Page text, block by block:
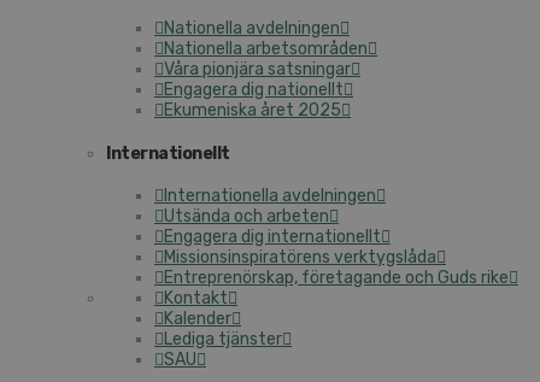
Nationella avdelningen
Nationella arbetsområden
Våra pionjära satsningar
Engagera dig nationellt
Ekumeniska året 2025
Internationellt
Internationella avdelningen
Utsända och arbeten
Engagera dig internationellt
Missionsinspiratörens verktygslåda
Entreprenörskap, företagande och Guds rike
Kontakt
Kalender
Lediga tjänster
SAU